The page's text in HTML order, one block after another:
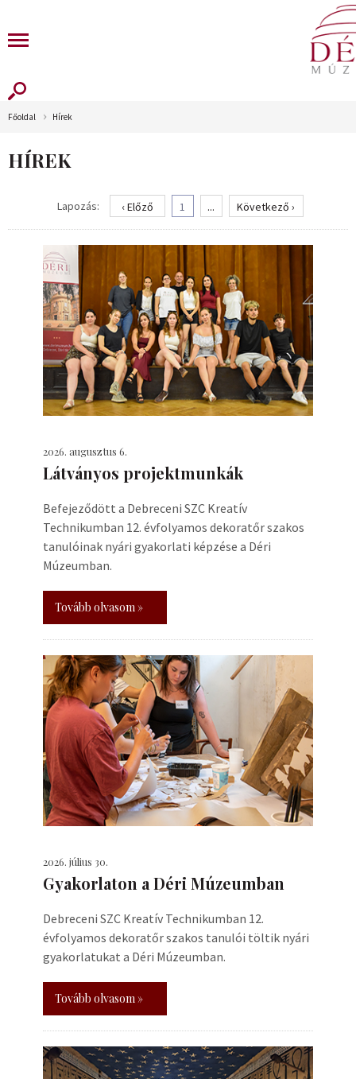
Főoldal Hírek
HÍREK
Lapozás: ‹ Előző 1 ... Következő ›
2026. augusztus 6.
Látványos projektmunkák
Befejeződött a Debreceni SZC Kreatív
Technikumban 12. évfolyamos dekoratőr szakos
tanulóinak nyári gyakorlati képzése a Déri
Múzeumban.
Tovább olvasom »
2026. július 30.
Gyakorlaton a Déri Múzeumban
Debreceni SZC Kreatív Technikumban 12.
évfolyamos dekoratőr szakos tanulói töltik nyári
gyakorlatukat a Déri Múzeumban.
Tovább olvasom »